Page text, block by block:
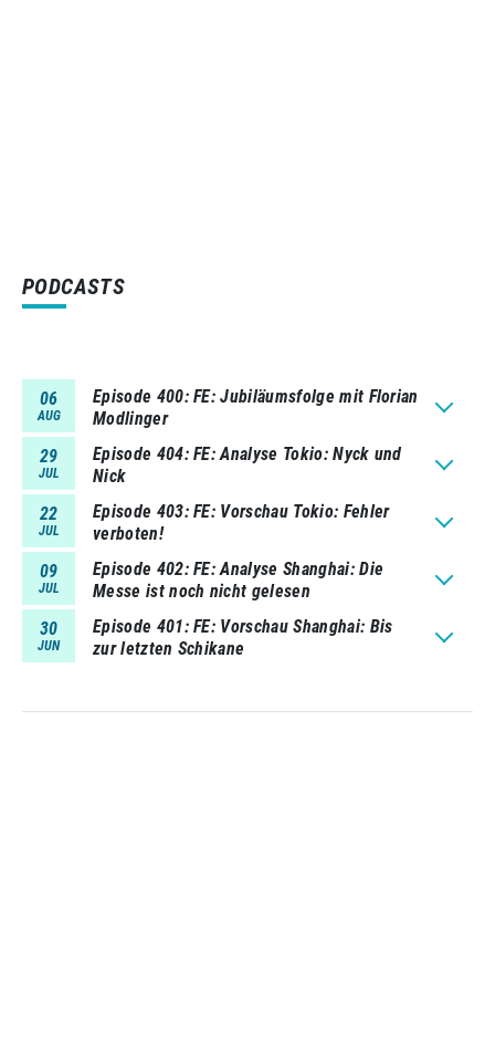
PODCASTS
06
AUG
Episode 400 FE: Jubiläumsfolge mit Florian
Modlinger
29
JUL
Episode 404 FE: Analyse Tokio: Nyck und
Nick
22
JUL
Episode 403 FE: Vorschau Tokio: Fehler
verboten!
09
JUL
Episode 402 FE: Analyse Shanghai: Die
Messe ist noch nicht gelesen
30
JUN
Episode 401 FE: Vorschau Shanghai: Bis
zur letzten Schikane